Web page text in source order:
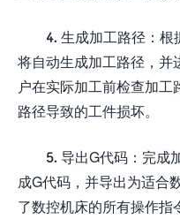
4. 生成加工路径：
将自动生成加工路径，并
户在实际加工前检查加
路径导致的工件损坏。
5. 导出G代码：完成
成G代码，并导出为适合
了数控机床的所有操作指